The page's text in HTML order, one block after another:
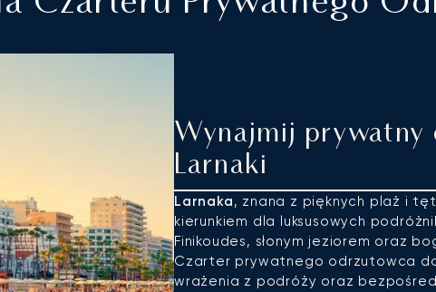
Wynajmij prywatny
Larnaki
Larnaka, znana z pięknych plaż i
kierunkiem dla luksusowych
Finikoudes, słonym jeziorem oraz
Czarter prywatnego odrzutowca
wrażenia z podróży oraz